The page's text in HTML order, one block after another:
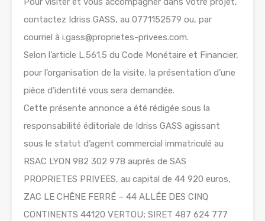
contactez Idriss GASS, au 0771152579 ou, par
courriel à i.gass@proprietes-privees.com.
Selon l’article L.561.5 du Code Monétaire et Financier,
pour l’organisation de la visite, la présentation d’une
pièce d’identité vous sera demandée.
Cette présente annonce a été rédigée sous la
responsabilité éditoriale de Idriss GASS agissant
sous le statut d’agent commercial immatriculé au
RSAC LYON 982 302 978 auprès de SAS
PROPRIETES PRIVEES, au capital de 44 920 euros,
ZAC LE CHÊNE FERRÉ – 44 ALLÉE DES CINQ
CONTINENTS 44120 VERTOU; SIRET 487 624 777